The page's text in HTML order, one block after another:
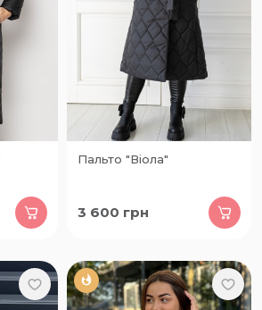
Пальто "Віола"
3 600 грн